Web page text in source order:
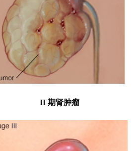
II 期肾肿瘤